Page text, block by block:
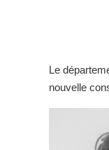
Le
nouvelle